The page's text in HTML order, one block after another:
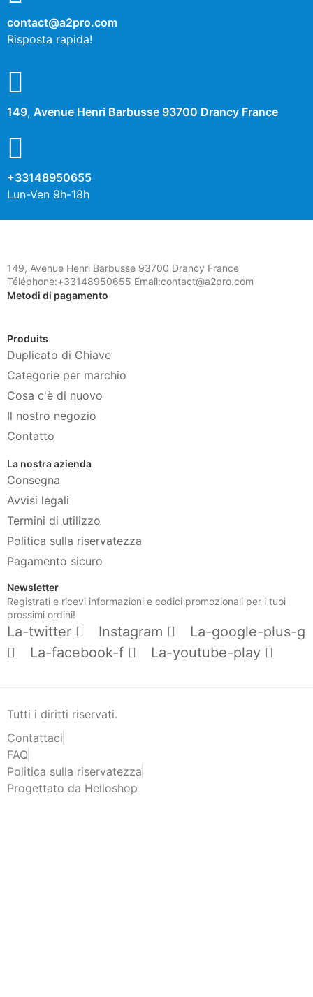
contact@a2pro.com
Risposta rapida!
149, Avenue Henri Barbusse 93700 Drancy France
+33148950655
Lun-Ven 9h-18h
149, Avenue Henri Barbusse 93700 Drancy France
Téléphone:+33148950655 Email:contact@a2pro.com
Metodi di pagamento
Produits
Duplicato di Chiave
Categorie per marchio
Cosa c'è di nuovo
Il nostro negozio
Contatto
La nostra azienda
Consegna
Avvisi legali
Termini di utilizzo
Politica sulla riservatezza
Pagamento sicuro
Newsletter
Registrati e ricevi informazioni e codici promozionali per i tuoi
prossimi ordini!
La-twitter Instagram
La-google-plus-g
La-facebook-f
La-youtube-play
Tutti i diritti riservati.
Contattaci
FAQ
Politica sulla riservatezza
Progettato da Helloshop